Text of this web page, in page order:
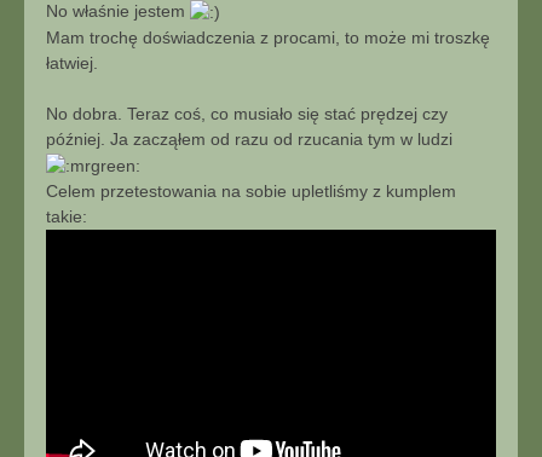
No właśnie jestem
Mam trochę doświadczenia z procami, to może mi troszkę
łatwiej.
No dobra. Teraz coś, co musiało się stać prędzej czy
później. Ja zacząłem od razu od rzucania tym w ludzi
Celem przetestowania na sobie upletliśmy z kumplem
takie: